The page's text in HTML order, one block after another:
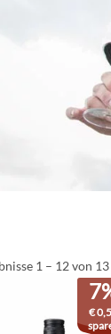
1 – 12 von
€